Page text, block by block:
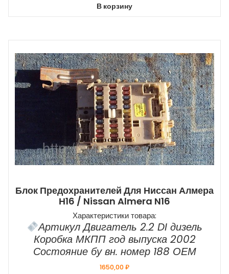
В корзину
Блок Предохранителей Для Ниссан Алмера
Н16 / Nissan Almera N16
Характеристики товара:
Артикул Двигатель 2.2 DI дизель
Коробка МКПП год выпуска 2002
Состояние бу вн. номер 188 ОЕМ
1650,00₽